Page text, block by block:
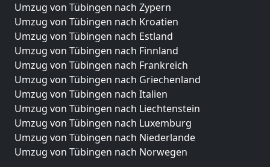
Umzug von Tübingen nach Zypern
Umzug von Tübingen nach Kroatien
Umzug von Tübingen nach Estland
Umzug von Tübingen nach Finnland
Umzug von Tübingen nach Frankreich
Umzug von Tübingen nach Griechenland
Umzug von Tübingen nach Italien
Umzug von Tübingen nach Liechtenstein
Umzug von Tübingen nach Luxemburg
Umzug von Tübingen nach Niederlande
Umzug von Tübingen nach Norwegen